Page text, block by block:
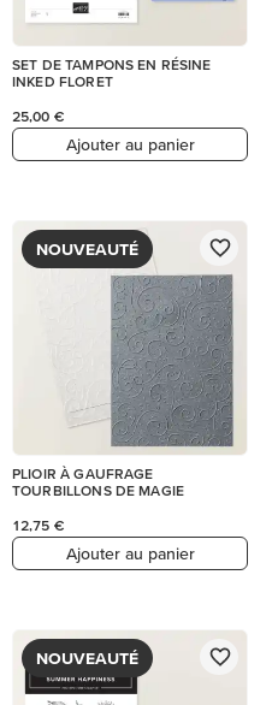
SET DE TAMPONS EN RÉSINE
INKED FLORET
25,00 €
Ajouter au panier
NOUVEAUTÉ
PLIOIR À GAUFRAGE
TOURBILLONS DE MAGIE
12,75 €
Ajouter au panier
NOUVEAUTÉ